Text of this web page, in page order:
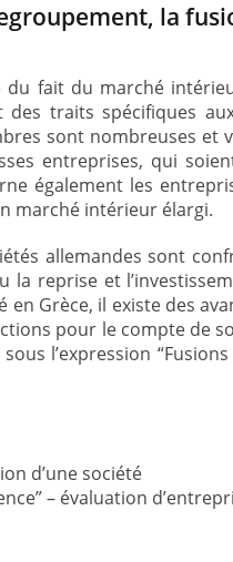
la
fait du marché
traits spécifiques
sont nombreuses et
entreprises, qui
également les
marché intérieur élargi.
allemandes sont
la reprise et
Grèce, il existe des
pour le compte de
l’expression
d’une société
– évaluation